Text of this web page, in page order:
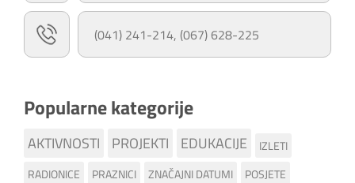
(041) 241-214, (067) 628-225
Popularne kategorije
AKTIVNOSTI PROJEKTI EDUKACIJE
IZLETI
RADIONICE
PRAZNICI ZNAČAJNI DATUMI
POSJETE